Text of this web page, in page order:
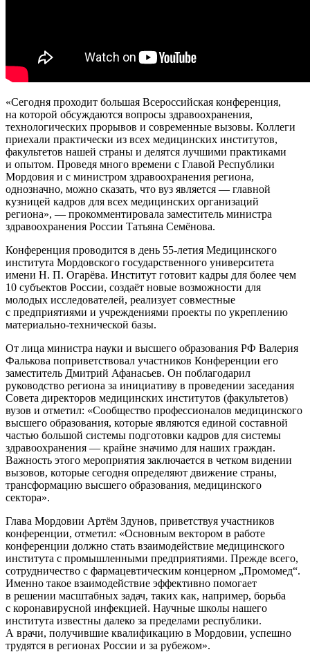
«Сегодня проходит большая Всероссийская конференция,
на которой обсуждаются вопросы здравоохранения,
технологических прорывов и современные вызовы. Коллеги
приехали практически из всех медицинских институтов,
факультетов нашей страны и делятся лучшими практиками
и опытом. Проведя много времени с Главой Республики
Мордовия и с министром здравоохранения региона,
однозначно, можно сказать, что вуз является — главной
кузницей кадров для всех медицинских организаций
региона», — прокомментировала заместитель министра
здравоохранения России Татьяна Семёнова.
Конференция проводится в день 55-летия Медицинского
института Мордовского государственного университета
имени Н. П. Огарёва. Институт готовит кадры для более чем
10 субъектов России, создаёт новые возможности для
молодых исследователей, реализует совместные
с предприятиями и учреждениями проекты по укреплению
материально-технической базы.
От лица министра науки и высшего образования РФ Валерия
Фалькова поприветствовал участников Конференции его
заместитель Дмитрий Афанасьев. Он поблагодарил
руководство региона за инициативу в проведении заседания
Совета директоров медицинских институтов (факультетов)
вузов и отметил: «Сообщество профессионалов медицинского
высшего образования, которые являются единой составной
частью большой системы подготовки кадров для системы
здравоохранения — крайне значимо для наших граждан.
Важность этого мероприятия заключается в четком видении
вызовов, которые сегодня определяют движение страны,
трансформацию высшего образования, медицинского
сектора».
Глава Мордовии Артём Здунов, приветствуя участников
конференции, отметил: «Основным вектором в работе
конференции должно стать взаимодействие медицинского
института с промышленными предприятиями. Прежде всего,
сотрудничество с фармацевтическим концерном „Промомед“.
Именно такое взаимодействие эффективно помогает
в решении масштабных задач, таких как, например, борьба
с коронавирусной инфекцией. Научные школы нашего
института известны далеко за пределами республики.
А врачи, получившие квалификацию в Мордовии, успешно
трудятся в регионах России и за рубежом».